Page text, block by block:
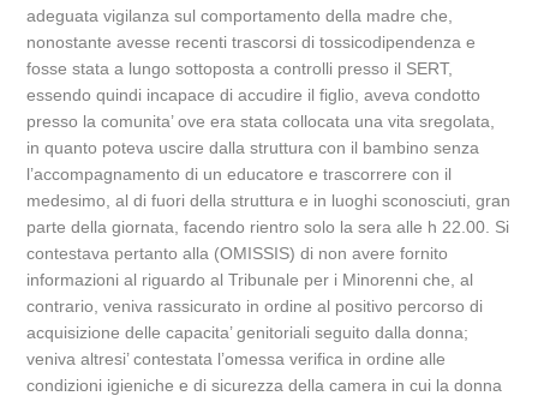
adeguata vigilanza sul comportamento della madre che,
nonostante avesse recenti trascorsi di tossicodipendenza e
fosse stata a lungo sottoposta a controlli presso il SERT,
essendo quindi incapace di accudire il figlio, aveva condotto
presso la comunita’ ove era stata collocata una vita sregolata,
in quanto poteva uscire dalla struttura con il bambino senza
l’accompagnamento di un educatore e trascorrere con il
medesimo, al di fuori della struttura e in luoghi sconosciuti, gran
parte della giornata, facendo rientro solo la sera alle h 22.00. Si
contestava pertanto alla (OMISSIS) di non avere fornito
informazioni al riguardo al Tribunale per i Minorenni che, al
contrario, veniva rassicurato in ordine al positivo percorso di
acquisizione delle capacita’ genitoriali seguito dalla donna;
veniva altresi’ contestata l’omessa verifica in ordine alle
condizioni igieniche e di sicurezza della camera in cui la donna